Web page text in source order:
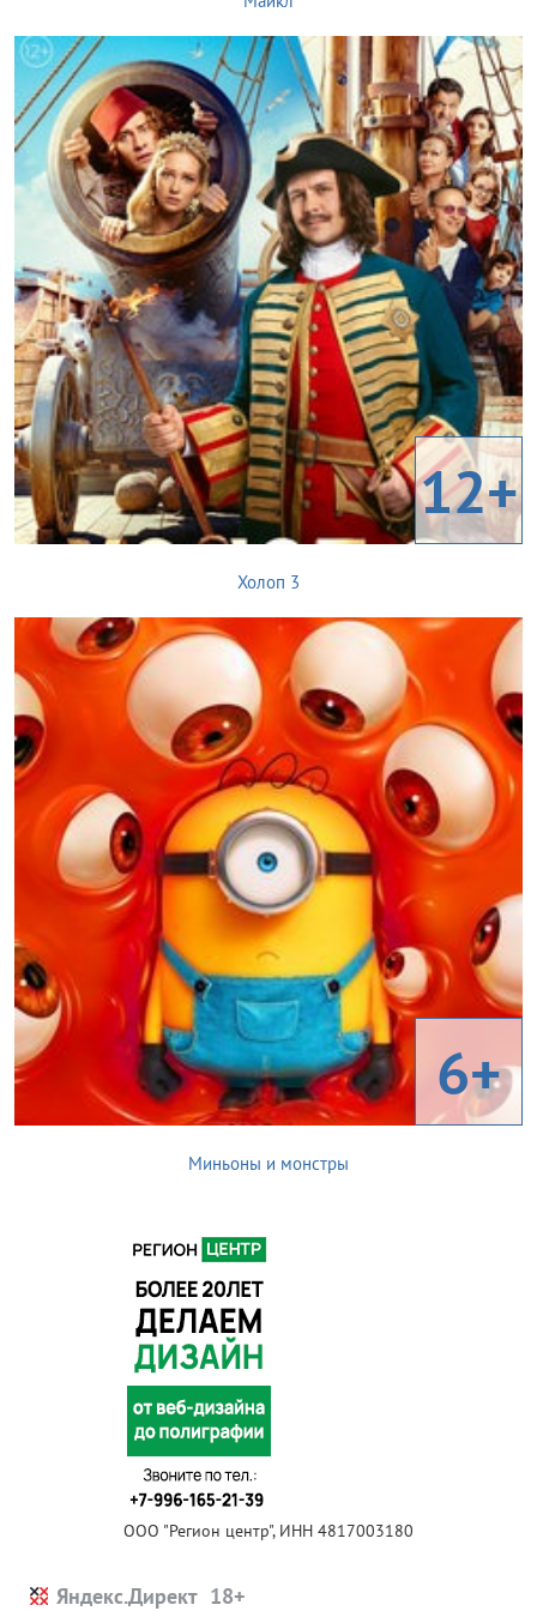
12+
Холоп 3
6+
Миньоны и монстры
ООО "Регион центр", ИНН 4817003180
Яндекс.Директ